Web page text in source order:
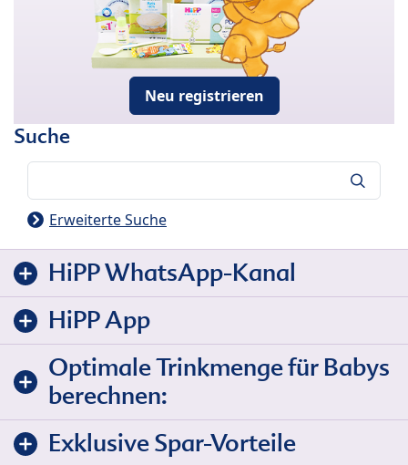
Neu registrieren
Suche
Erweiterte Suche
HiPP WhatsApp-Kanal
HiPP App
Optimale Trinkmenge für Babys
berechnen:
Exklusive Spar-Vorteile